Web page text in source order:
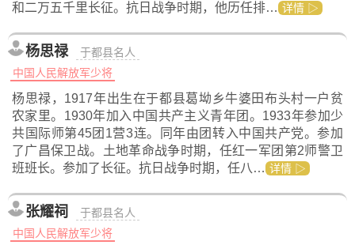
和二万五千里长征。抗日战争时期，他历任排… 详情 ▷
杨思禄
于都县名人
中国人民解放军少将
杨思禄，1917年出生在于都县葛坳乡牛婆田布头村一户贫
农家里。1930年加入中国共产主义青年团。1933年参加少
共国际师第45团1营3连。同年由团转入中国共产党。参加
了广昌保卫战。土地革命战争时期，任红一军团第2师警卫
班班长。参加了长征。抗日战争时期，任八… 详情 ▷
张耀祠
于都县名人
中国人民解放军少将